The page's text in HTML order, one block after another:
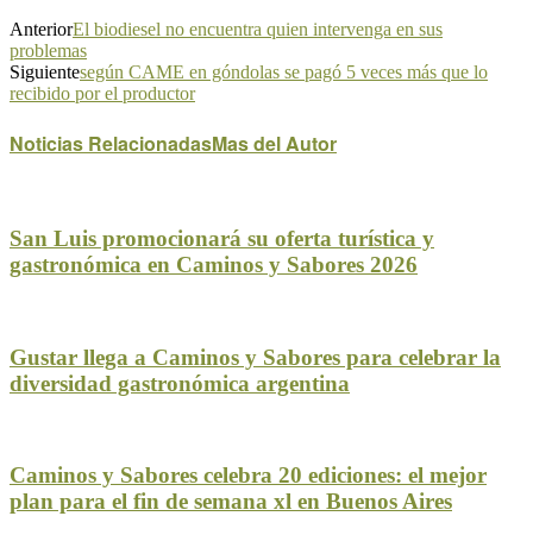
AnteriorEl biodiesel no encuentra quien intervenga en sus
problemas
Siguientesegún CAME en góndolas se pagó 5 veces más que lo
recibido por el productor
Noticias RelacionadasMas del Autor
San Luis promocionará su oferta turística y
gastronómica en Caminos y Sabores 2026
Gustar llega a Caminos y Sabores para celebrar la
diversidad gastronómica argentina
Caminos y Sabores celebra 20 ediciones: el mejor
plan para el fin de semana xl en Buenos Aires